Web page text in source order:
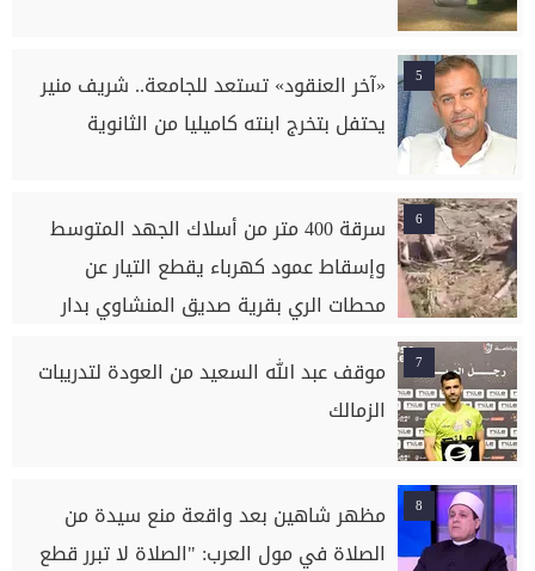
5
«آخر العنقود» تستعد للجامعة.. شريف منير
يحتفل بتخرج ابنته كاميليا من الثانوية
6
سرقة 400 متر من أسلاك الجهد المتوسط
وإسقاط عمود كهرباء يقطع التيار عن
محطات الري بقرية صديق المنشاوي بدار
7
موقف عبد الله السعيد من العودة لتدريبات
الزمالك
8
مظهر شاهين بعد واقعة منع سيدة من
الصلاة في مول العرب: "الصلاة لا تبرر قطع